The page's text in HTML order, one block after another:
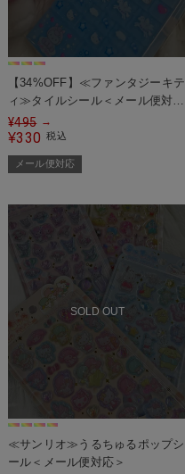
【34%OFF】≪ファンタジーキテ
ィ≫タイルシール＜メール便対応
＞
¥495 →
¥330 税込
メール便対応
SOLD OUT
≪サンリオ≫うるちゅるポップシ
ール＜メール便対応＞